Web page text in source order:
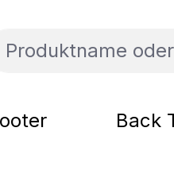
Back